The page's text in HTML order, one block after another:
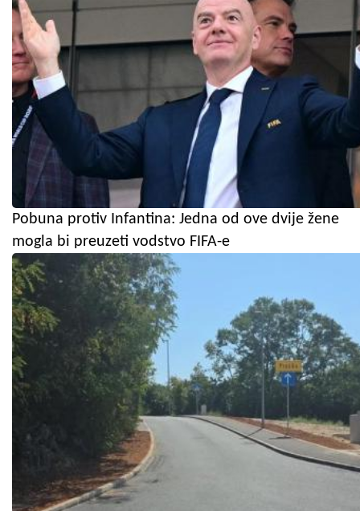
Pobuna protiv Infantina: Jedna od ove dvije žene
mogla bi preuzeti vodstvo FIFA-e